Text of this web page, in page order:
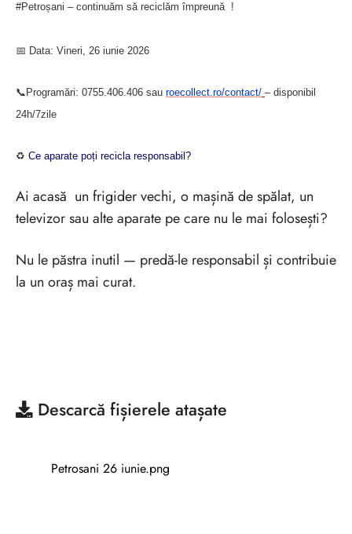
#Petroșani – continuăm să reciclăm împreună !
📅 Data: Vineri, 26 iunie 2026
📞Programări: 0755.406.406 sau roecollect.ro/contact/ – disponibil
24h/7zile
♻ Ce aparate poți recicla responsabil?
Ai acasă un frigider vechi, o mașină de spălat, un
televizor sau alte aparate pe care nu le mai folosești?
Nu le păstra inutil — predă-le responsabil și contribuie
la un oraș mai curat.
Descarcă fișierele atașate
Petrosani 26 iunie.png